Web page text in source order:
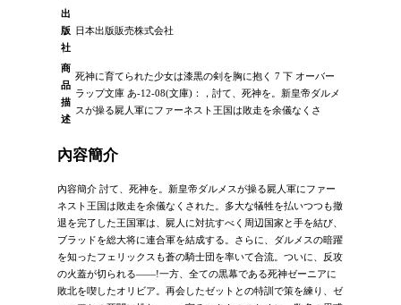
出
版
社
日本出版販売株式会社
商
品
描
述
死神に育てられた少女は漆黒の剣を胸に抱く 7 下 オーバー
ラップ文庫 あ-12-08(文庫)：，討て、死神を。新皇帝ダルメ
スが操る屍人軍にファーネスト王国は敗走を余儀なくさ
內容簡介
內容簡介 討て、死神を。新皇帝ダルメスが操る屍人軍にファー
ネスト王国は敗走を余儀なくされた。多大な犠牲を払いつつも撤
退を完了した王国軍は、屍人に対抗すべく周辺国家と手を結び、
ブラッドを総大将に連合軍を結成する。さらに、ダルメスの暗躍
を知ったフェリックスも蒼の騎士団を率いて合流。ついに、反攻
の火蓋が切られる――!一方、全ての黒幕である死神ゼーニアに
敗北を喫したオリビア。再会したゼットとの特訓で策を練り、ゼ